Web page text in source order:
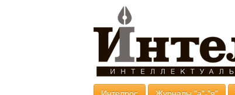
Интелрос Журналы "а"-"я"